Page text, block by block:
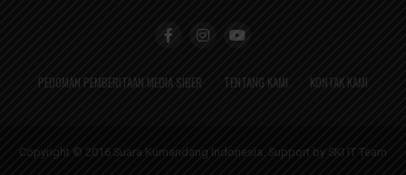
PEDOMAN PEMBERITAAN MEDIA SIBER TENTANG KAMI KONTAK KAMI
Copyright © 2016 Suara Kumandang Indonesia. Support by SKI IT Team